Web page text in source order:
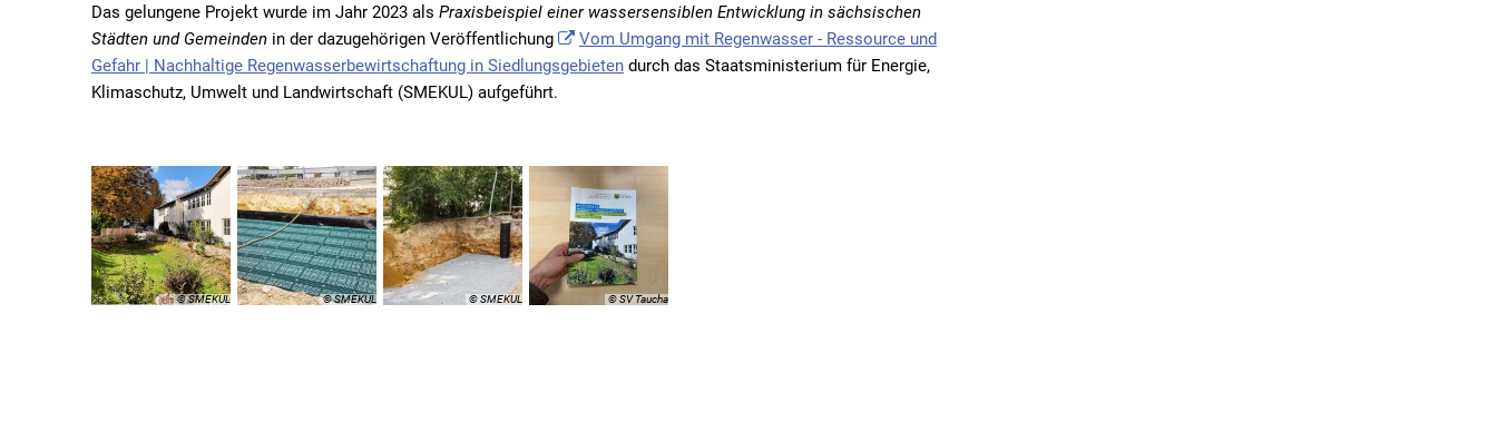
Das gelungene Projekt wurde im Jahr 2023 als Praxisbeispiel einer wassersensiblen Entwicklung in sächsischen
Städten und Gemeinden in der dazugehörigen Veröffentlichung
Vom Umgang mit Regenwasser - Ressource und
Gefahr | Nachhaltige Regenwasserbewirtschaftung in Siedlungsgebieten durch das Staatsministerium für Energie,
Klimaschutz, Umwelt und Landwirtschaft (SMEKUL) aufgeführt.
© SMEKUL © SMEKUL © SMEKUL © SV Taucha